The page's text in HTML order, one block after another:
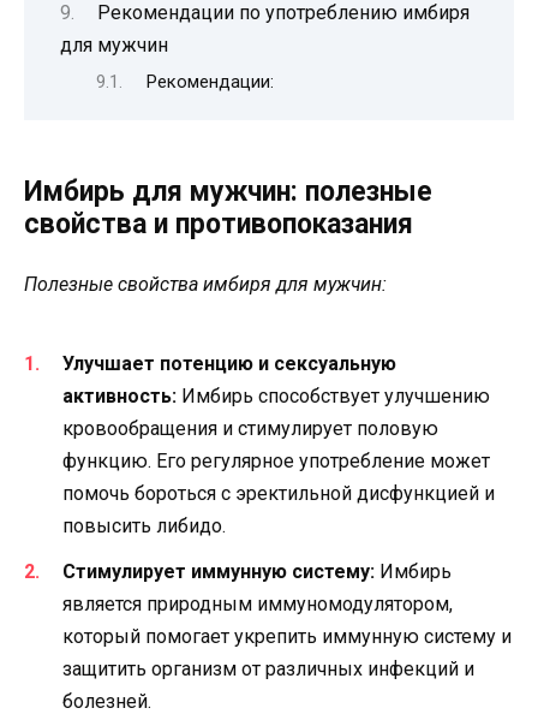
Рекомендации по употреблению имбиря
для мужчин
Рекомендации:
Имбирь для мужчин: полезные
свойства и противопоказания
Полезные свойства имбиря для мужчин:
Улучшает потенцию и сексуальную
активность: Имбирь способствует улучшению
кровообращения и стимулирует половую
функцию. Его регулярное употребление может
помочь бороться с эректильной дисфункцией и
повысить либидо.
Стимулирует иммунную систему: Имбирь
является природным иммуномодулятором,
который помогает укрепить иммунную систему и
защитить организм от различных инфекций и
болезней.